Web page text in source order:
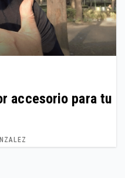
accesorio para tu